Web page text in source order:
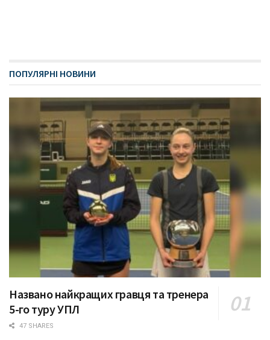
Названо найкращих гравця та тренера
5-го туру УПЛ